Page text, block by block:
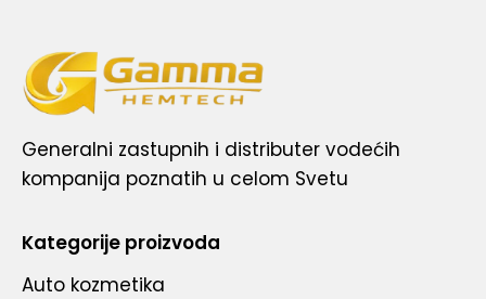
Generalni zastupnih i distributer vodećih
kompanija poznatih u celom Svetu
Kategorije proizvoda
Auto kozmetika